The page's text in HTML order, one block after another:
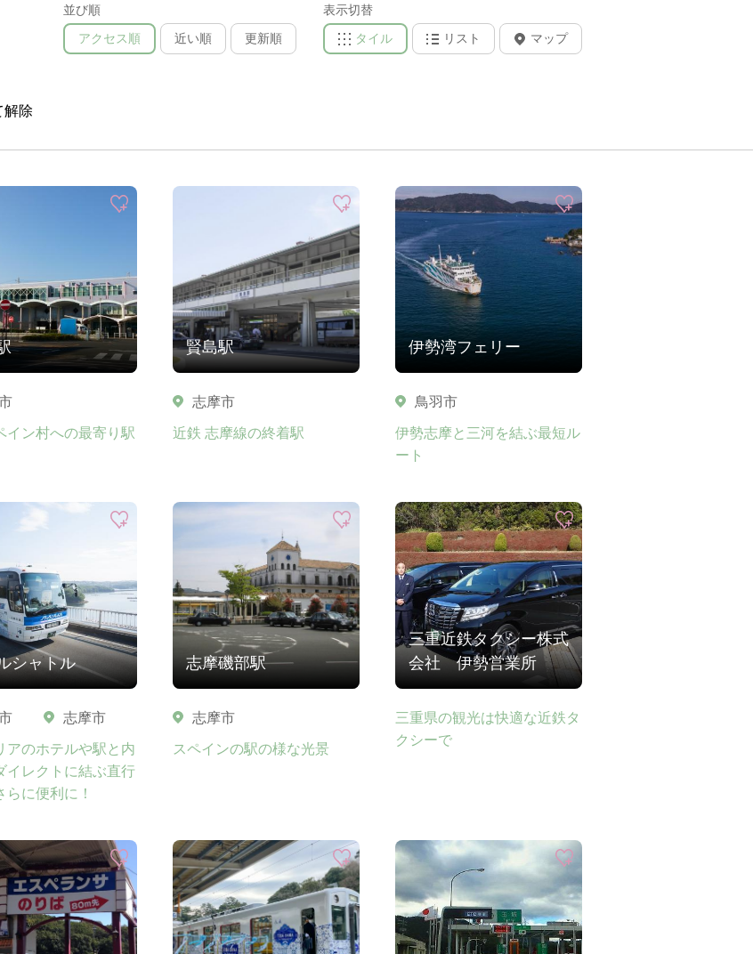
並び順
アクセス順 近い順 更新順
表示切替
タイル リスト マップ
解除
イン村への最寄り駅
賢島駅
志摩市
近鉄 志摩線の終着駅
伊勢湾フェリー
鳥羽市
伊勢志摩と三河を結ぶ最短ル
ート
シャトル
志摩市
アのホテルや駅と内
イレクトに結ぶ直行
らに便利に！
志摩磯部駅
志摩市
スペインの駅の様な光景
三重近鉄タクシー株式
会社 伊勢営業所
三重県の観光は快適な近鉄タ
クシーで